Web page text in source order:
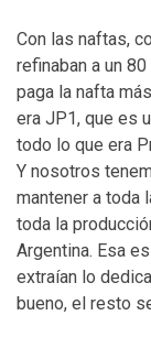
Con las naftas,
refinaban a un
paga la nafta
era JP1, que es
todo lo que era
Y nosotros
mantener a toda
toda la
Argentina. Esa
extraían lo
bueno, el resto